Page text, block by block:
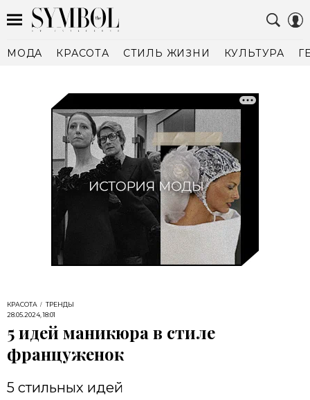
МОДА КРАСОТА СТИЛЬ ЖИЗНИ КУЛЬТУРА
КРАСОТА
ТРЕНДЫ
28.05.2024, 18:01
5 идей маникюра в стиле
француженок
5 стильных идей